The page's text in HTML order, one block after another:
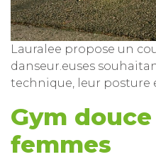
Lauralee propose un
danseur.euses
technique, leur posture
Gym
femmes